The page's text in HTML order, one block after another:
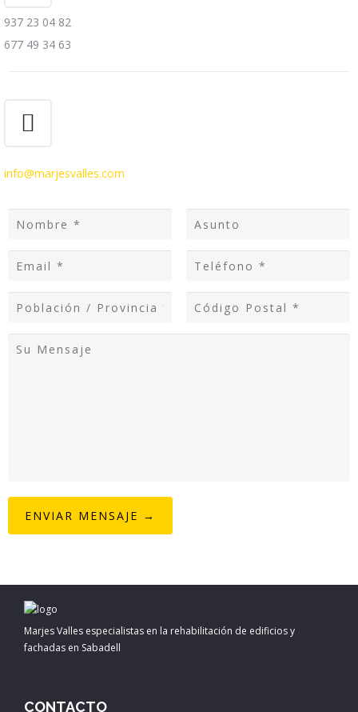
937 23 04 82
677 49 34 63
info@marjesvalles.com
Marjes Valles especialistas en la rehabilitación de edificios y
fachadas en Sabadell
CONTACTO